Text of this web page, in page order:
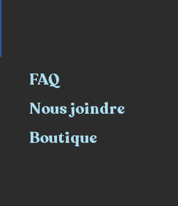
FAQ
Nous joindre
Boutique